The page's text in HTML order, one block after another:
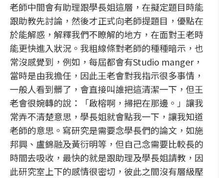
老師中間會有助理跟學長姐這層，在擬定題目時能
跟助教先討論，然後才正式向老師提題目，優點在
於能解惑，解釋我們不瞭解的地方，在面對王老時
能更快進入狀況。我粗線條對老師的種種暗示，也
常沒感覺到，例如，每屆都會有Studio manger，
當時是由我擔任，因此王老會對我指示很多事情，
一般人看到髒了，會直接叫誰把這清潔一下，但王
老會很婉轉的說：「啟榕啊，掃把在那邊。」讓我
常弄不清楚意思，學長姐就會點我一下，讓我知道
老師的意思。寫研究是需要念學長們的論文，如施
邦興、盧錦融及黃衍明等，但自己念需要比較長的
時間去吸收，最快的就是跟助理及學長姐請教，因
此研究室上下的感情很密切，彼此之間沒有層級壓